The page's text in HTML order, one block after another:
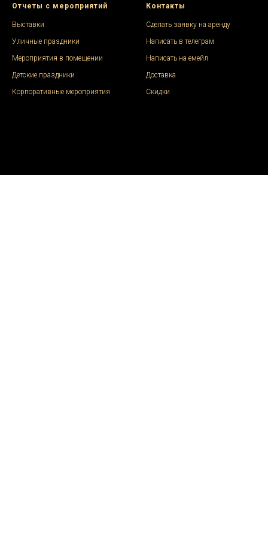
Отчеты с мероприятий
Выставки
Уличные праздники
Мероприятия в помещении
Детские праздники
Корпоративные мероприятия
Контакты
Сделать заявку на аренду
Написать в телеграм
Написать на емейл
Доставка
Скидки